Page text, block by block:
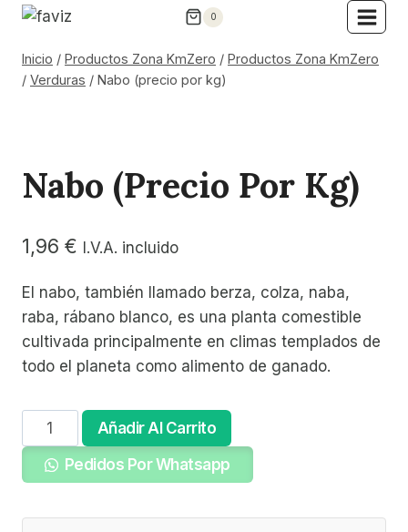
Saltar
contenido
0
Inicio / Productos Zona KmZero / Productos Zona KmZero
/ Verduras / Nabo (precio por kg)
Nabo (precio Por Kg)
1,96 € I.V.A. incluido
El nabo, también llamado berza, colza, naba,
raba, rábano blanco, es una planta comestible
cultivada principalmente en climas templados de
todo el planeta como alimento de ganado.
Nabo
(precio
cantidad
Añadir Al Carrito
Pedidos Por Whatsapp